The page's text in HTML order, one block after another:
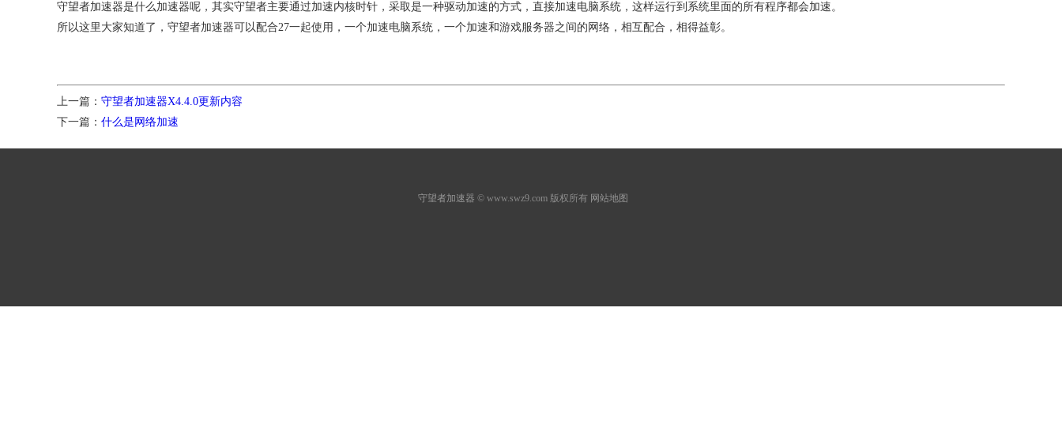
守望者加速器是什么加速器呢，其实守望者主要通过加速内核时针，采取是一种驱动加速的方式，直接加速电脑系统，这样运行到系统里面的所有程序都会加速。
所以这里大家知道了，守望者加速器可以配合27一起使用，一个加速电脑系统，一个加速和游戏服务器之间的网络，相互配合，相得益彰。
上一篇： 守望者加速器X4.4.0更新内容
下一篇： 什么是网络加速
守望者加速器 © www.swz9.com 版权所有 网站地图